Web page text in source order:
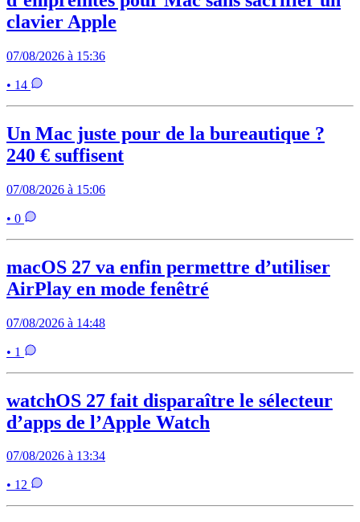
clavier Apple
07/08/2026 à 15:36
• 14
Un Mac juste pour de la bureautique ?
240 € suffisent
07/08/2026 à 15:06
• 0
macOS 27 va enfin permettre d’utiliser
AirPlay en mode fenêtré
07/08/2026 à 14:48
• 1
watchOS 27 fait disparaître le sélecteur
d’apps de l’Apple Watch
07/08/2026 à 13:34
• 12